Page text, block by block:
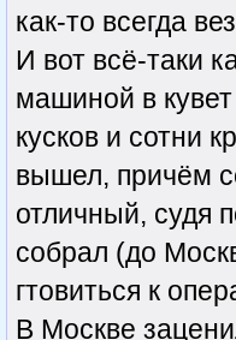
как-то всегда
И вот всё-таки
машиной в
кусков и сотни
вышел, причём
отличный, судя
собрал (до
гтовиться к
В Москве